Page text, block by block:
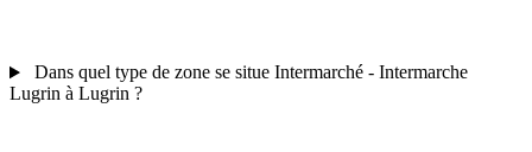
Dans quel type de zone se situe Intermarché - Intermarche
Lugrin à Lugrin ?